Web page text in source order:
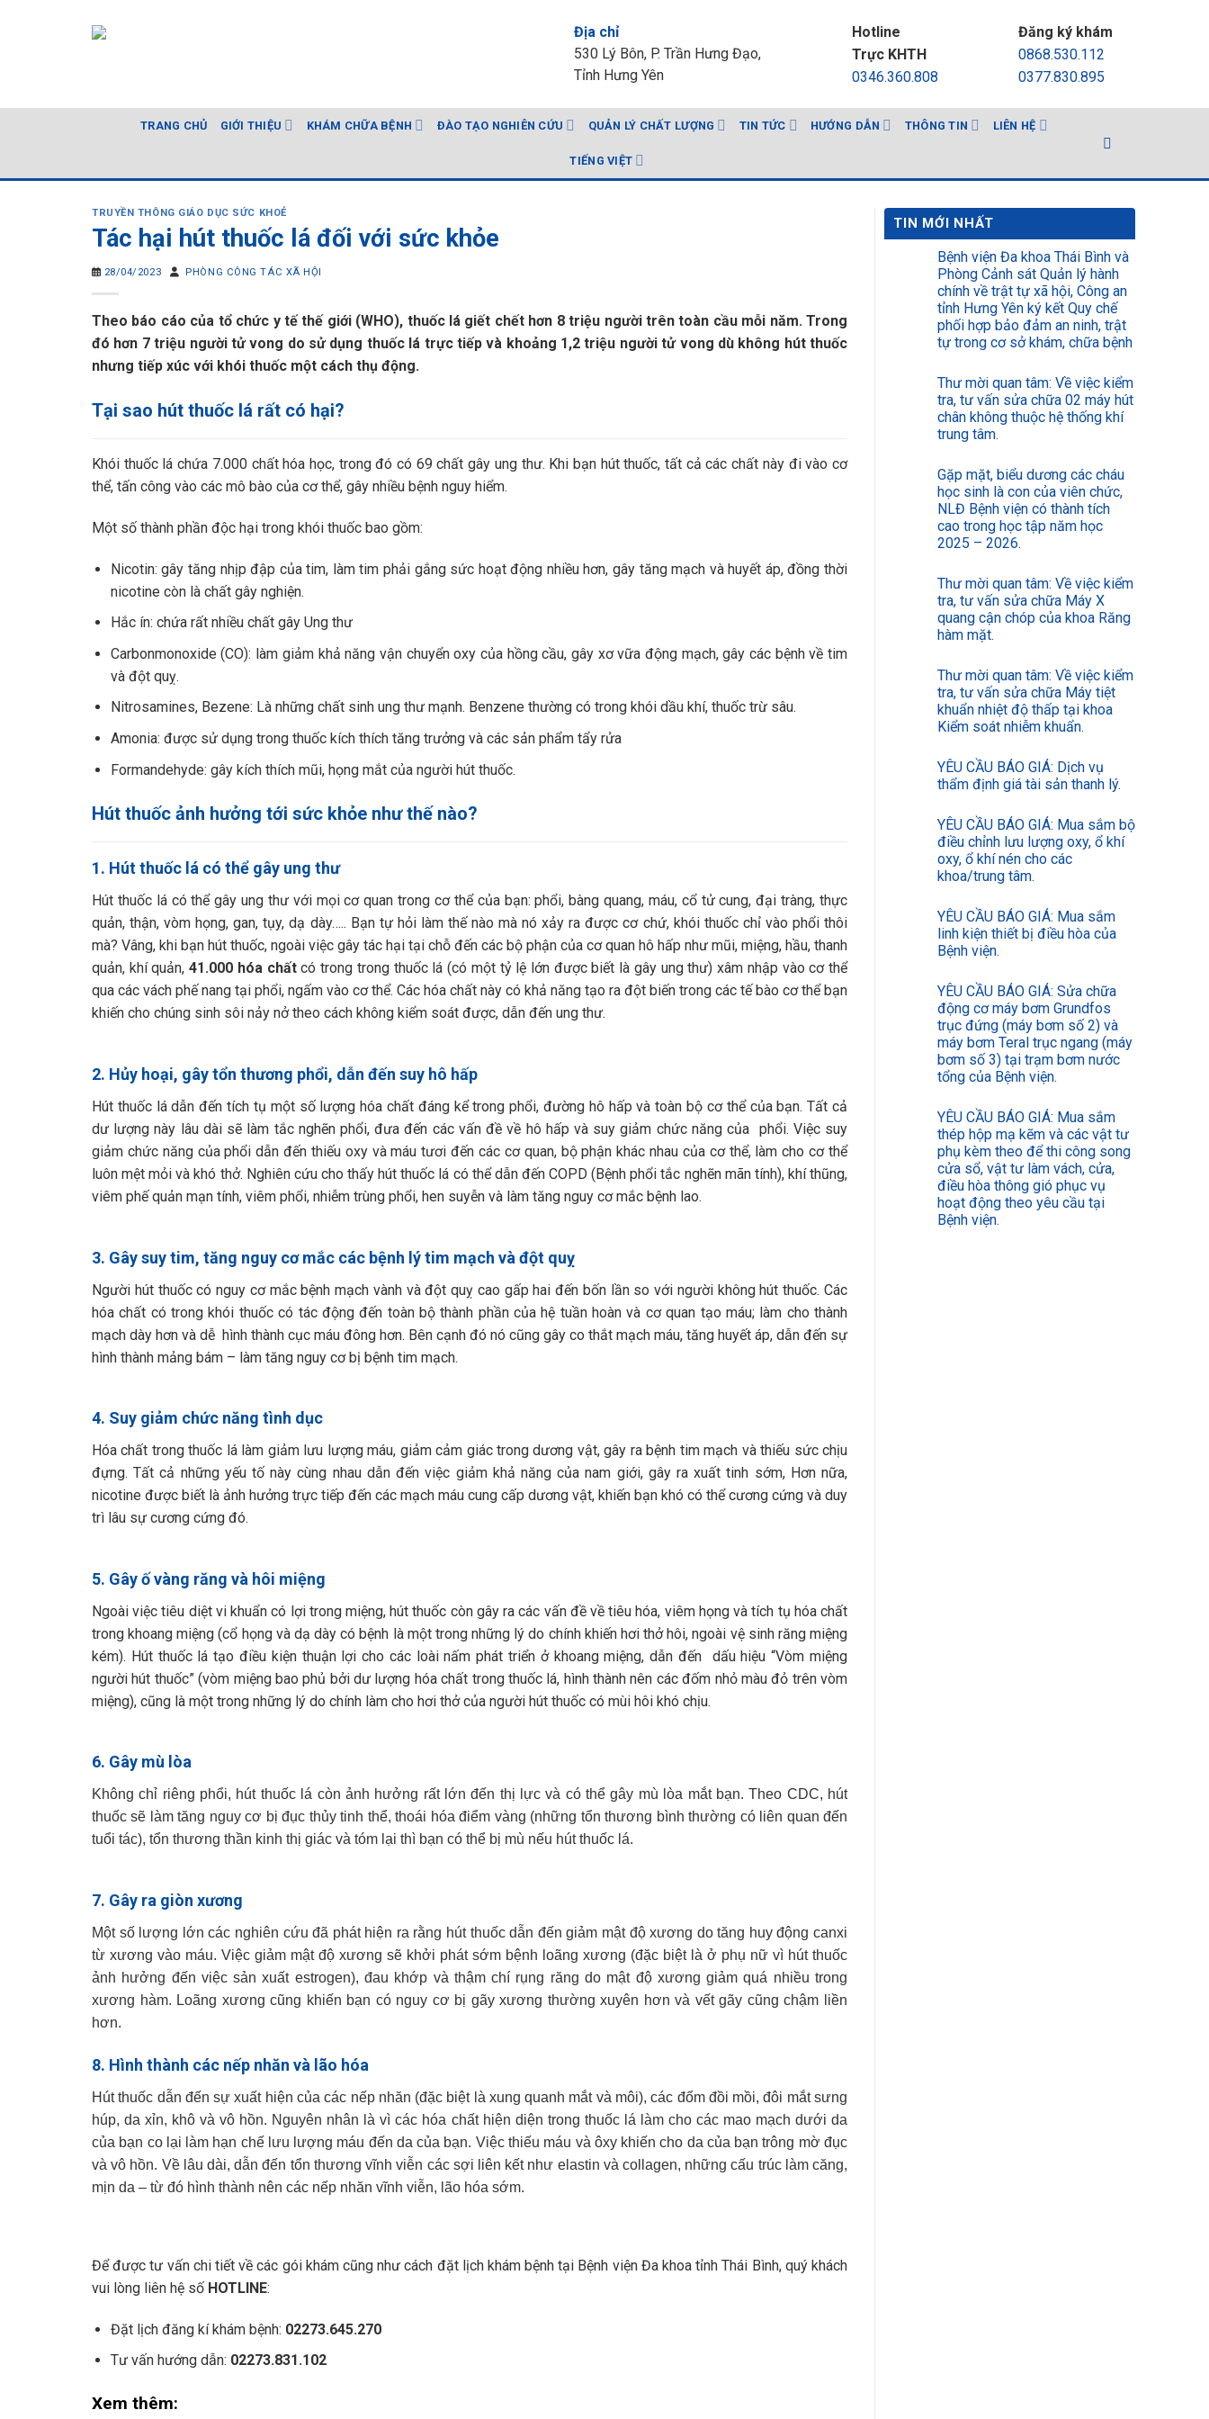
Địa chỉ
530 Lý Bôn, P. Trần Hưng Đạo,
Tỉnh Hưng Yên
Hotline
Trực KHTH
0346.360.808
Đăng ký khám
0868.530.112
0377.830.895
TRANG CHỦ GIỚI THIỆU KHÁM CHỮA BỆNH ĐÀO TẠO NGHIÊN CỨU QUẢN LÝ CHẤT LƯỢNG TIN TỨC HƯỚNG DẪN THÔNG TIN LIÊN HỆ
TIẾNG VIỆT
TRUYỀN THÔNG GIÁO DỤC SỨC KHOẺ
Tác hại hút thuốc lá đối với sức khỏe
28/04/2023 PHÒNG CÔNG TÁC XÃ HỘI
Theo báo cáo của tổ chức y tế thế giới (WHO), thuốc lá giết chết hơn 8 triệu người trên toàn cầu mỗi năm. Trong
đó hơn 7 triệu người tử vong do sử dụng thuốc lá trực tiếp và khoảng 1,2 triệu người tử vong dù không hút thuốc
nhưng tiếp xúc với khói thuốc một cách thụ động.
Tại sao hút thuốc lá rất có hại?
Khói thuốc lá chứa 7.000 chất hóa học, trong đó có 69 chất gây ung thư. Khi bạn hút thuốc, tất cả các chất này đi vào cơ
thể, tấn công vào các mô bào của cơ thể, gây nhiều bệnh nguy hiểm.
Một số thành phần độc hại trong khói thuốc bao gồm:
Nicotin: gây tăng nhịp đập của tim, làm tim phải gắng sức hoạt động nhiều hơn, gây tăng mạch và huyết áp, đồng thời
nicotine còn là chất gây nghiện.
Hắc ín: chứa rất nhiều chất gây Ung thư
Carbonmonoxide (CO): làm giảm khả năng vận chuyển oxy của hồng cầu, gây xơ vữa động mạch, gây các bệnh về tim
và đột quỵ.
Nitrosamines, Bezene: Là những chất sinh ung thư mạnh. Benzene thường có trong khói dầu khí, thuốc trừ sâu.
Amonia: được sử dụng trong thuốc kích thích tăng trưởng và các sản phẩm tẩy rửa
Formandehyde: gây kích thích mũi, họng mắt của người hút thuốc.
Hút thuốc ảnh hưởng tới sức khỏe như thế nào?
1. Hút thuốc lá có thể gây ung thư
Hút thuốc lá có thể gây ung thư với mọi cơ quan trong cơ thể của bạn: phổi, bàng quang, máu, cổ tử cung, đại tràng, thực
quản, thận, vòm họng, gan, tụy, dạ dày….. Bạn tự hỏi làm thế nào mà nó xảy ra được cơ chứ, khói thuốc chỉ vào phổi thôi
mà? Vâng, khi bạn hút thuốc, ngoài việc gây tác hại tại chỗ đến các bộ phận của cơ quan hô hấp như mũi, miệng, hầu, thanh
quản, khí quản,41.000 hóa chấtcó trong trong thuốc lá (có một tỷ lệ lớn được biết là gây ung thư) xâm nhập vào cơ thể
qua các vách phế nang tại phổi, ngấm vào cơ thể. Các hóa chất này có khả năng tạo ra đột biến trong các tế bào cơ thể bạn
khiến cho chúng sinh sôi nảy nở theo cách không kiểm soát được, dẫn đến ung thư.
2. Hủy hoại, gây tổn thương phổi, dẫn đến suy hô hấp
Hút thuốc lá dẫn đến tích tụ một số lượng hóa chất đáng kể trong phổi, đường hô hấp và toàn bộ cơ thể của bạn. Tất cả
dư lượng này lâu dài sẽ làm tắc nghẽn phổi, đưa đến các vấn đề về hô hấp và suy giảm chức năng của phổi. Việc suy
giảm chức năng của phổi dẫn đến thiếu oxy và máu tươi đến các cơ quan, bộ phận khác nhau của cơ thể, làm cho cơ thể
luôn mệt mỏi và khó thở. Nghiên cứu cho thấy hút thuốc lá có thể dẫn đến COPD (Bệnh phổi tắc nghẽn mãn tính), khí thũng,
viêm phế quản mạn tính, viêm phổi, nhiễm trùng phổi, hen suyễn và làm tăng nguy cơ mắc bệnh lao.
3. Gây suy tim, tăng nguy cơ mắc các bệnh lý tim mạch và đột quỵ
Người hút thuốc có nguy cơ mắc bệnh mạch vành và đột quỵ cao gấp hai đến bốn lần so với người không hút thuốc. Các
hóa chất có trong khói thuốc có tác động đến toàn bộ thành phần của hệ tuần hoàn và cơ quan tạo máu; làm cho thành
mạch dày hơn và dễ hình thành cục máu đông hơn. Bên cạnh đó nó cũng gây co thắt mạch máu, tăng huyết áp, dẫn đến sự
hình thành mảng bám – làm tăng nguy cơ bị bệnh tim mạch.
4. Suy giảm chức năng tình dục
Hóa chất trong thuốc lá làm giảm lưu lượng máu, giảm cảm giác trong dương vật, gây ra bệnh tim mạch và thiếu sức chịu
đựng. Tất cả những yếu tố này cùng nhau dẫn đến việc giảm khả năng của nam giới, gây ra xuất tinh sớm, Hơn nữa,
nicotine được biết là ảnh hưởng trực tiếp đến các mạch máu cung cấp dương vật, khiến bạn khó có thể cương cứng và duy
trì lâu sự cương cứng đó.
5. Gây ố vàng răng và hôi miệng
Ngoài việc tiêu diệt vi khuẩn có lợi trong miệng, hút thuốc còn gây ra các vấn đề về tiêu hóa, viêm họng và tích tụ hóa chất
trong khoang miệng (cổ họng và dạ dày có bệnh là một trong những lý do chính khiến hơi thở hôi, ngoài vệ sinh răng miệng
kém). Hút thuốc lá tạo điều kiện thuận lợi cho các loài nấm phát triển ở khoang miệng, dẫn đến dấu hiệu “Vòm miệng
người hút thuốc” (vòm miệng bao phủ bởi dư lượng hóa chất trong thuốc lá, hình thành nên các đốm nhỏ màu đỏ trên vòm
miệng), cũng là một trong những lý do chính làm cho hơi thở của người hút thuốc có mùi hôi khó chịu.
6. Gây mù lòa
Không chỉ riêng phổi, hút thuốc lá còn ảnh hưởng rất lớn đến thị lực và có thể gây mù lòa mắt bạn. Theo CDC, hút
thuốc sẽ làm tăng nguy cơ bị đục thủy tinh thể, thoái hóa điểm vàng (những tổn thương bình thường có liên quan đến
tuổi tác), tổn thương thần kinh thị giác và tóm lại thì bạn có thể bị mù nếu hút thuốc lá.
7. Gây ra giòn xương
Một số lượng lớn các nghiên cứu đã phát hiện ra rằng hút thuốc dẫn đến giảm mật độ xương do tăng huy động canxi
từ xương vào máu. Việc giảm mật độ xương sẽ khởi phát sớm bệnh loãng xương (đặc biệt là ở phụ nữ vì hút thuốc
ảnh hưởng đến việc sản xuất estrogen), đau khớp và thậm chí rụng răng do mật độ xương giảm quá nhiều trong
xương hàm. Loãng xương cũng khiến bạn có nguy cơ bị gãy xương thường xuyên hơn và vết gãy cũng chậm liền
hơn.
8. Hình thành các nếp nhăn và lão hóa
Hút thuốc dẫn đến sự xuất hiện của các nếp nhăn (đặc biệt là xung quanh mắt và môi), các đốm đồi mồi, đôi mắt sưng
húp, da xỉn, khô và vô hồn. Nguyên nhân là vì các hóa chất hiện diện trong thuốc lá làm cho các mao mạch dưới da
của bạn co lại làm hạn chế lưu lượng máu đến da của bạn. Việc thiếu máu và ôxy khiến cho da của bạn trông mờ đục
và vô hồn. Về lâu dài, dẫn đến tổn thương vĩnh viễn các sợi liên kết như elastin và collagen, những cấu trúc làm căng,
mịn da – từ đó hình thành nên các nếp nhăn vĩnh viễn, lão hóa sớm.
Để được tư vấn chi tiết về các gói khám cũng như cách đặt lịch khám bệnh tại Bệnh viện Đa khoa tỉnh Thái Bình, quý khách
vui lòng liên hệ số HOTLINE:
Đặt lịch đăng kí khám bệnh: 02273.645.270
Tư vấn hướng dẫn: 02273.831.102
Xem thêm:
TIN MỚI NHẤT
Bệnh viện Đa khoa Thái Bình và
Phòng Cảnh sát Quản lý hành
chính về trật tự xã hội, Công an
tỉnh Hưng Yên ký kết Quy chế
phối hợp bảo đảm an ninh, trật
tự trong cơ sở khám, chữa bệnh
Thư mời quan tâm: Về việc kiểm
tra, tư vấn sửa chữa 02 máy hút
chân không thuộc hệ thống khí
trung tâm.
Gặp mặt, biểu dương các cháu
học sinh là con của viên chức,
NLĐ Bệnh viện có thành tích
cao trong học tập năm học
2025 – 2026.
Thư mời quan tâm: Về việc kiểm
tra, tư vấn sửa chữa Máy X
quang cận chóp của khoa Răng
hàm mặt.
Thư mời quan tâm: Về việc kiểm
tra, tư vấn sửa chữa Máy tiệt
khuẩn nhiệt độ thấp tại khoa
Kiểm soát nhiễm khuẩn.
YÊU CẦU BÁO GIÁ: Dịch vụ
thẩm định giá tài sản thanh lý.
YÊU CẦU BÁO GIÁ: Mua sắm bộ
điều chỉnh lưu lượng oxy, ổ khí
oxy, ổ khí nén cho các
khoa/trung tâm.
YÊU CẦU BÁO GIÁ: Mua sắm
linh kiện thiết bị điều hòa của
Bệnh viện.
YÊU CẦU BÁO GIÁ: Sửa chữa
động cơ máy bơm Grundfos
trục đứng (máy bơm số 2) và
máy bơm Teral trục ngang (máy
bơm số 3) tại trạm bơm nước
tổng của Bệnh viện.
YÊU CẦU BÁO GIÁ: Mua sắm
thép hộp mạ kẽm và các vật tư
phụ kèm theo để thi công song
cửa sổ, vật tư làm vách, cửa,
điều hòa thông gió phục vụ
hoạt động theo yêu cầu tại
Bệnh viện.